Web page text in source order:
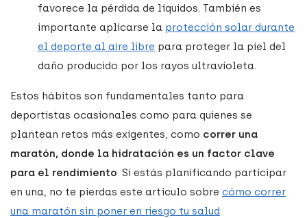
favorece la pérdida de líquidos. También es
importante aplicarse la protección solar durante
el deporte al aire libre para proteger la piel del
daño producido por los rayos ultravioleta.
Estos hábitos son fundamentales tanto para
deportistas ocasionales como para quienes se
plantean retos más exigentes, como correr una
maratón, donde la hidratación es un factor clave
para el rendimiento. Si estás planificando participar
en una, no te pierdas este artículo sobre cómo correr
una maratón sin poner en riesgo tu salud.